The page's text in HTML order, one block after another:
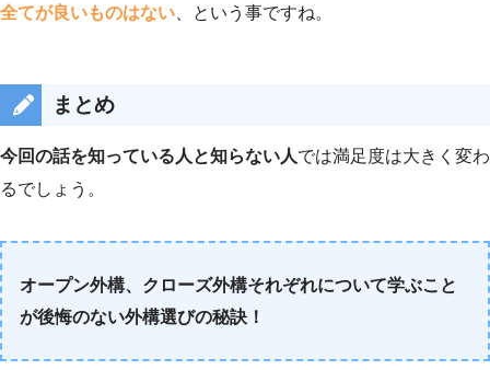
全てが良いものはない 、という事ですね。
まとめ
今回の話を知っている人と知らない人では満足度は大きく変わ
るでしょう。
オープン外構、クローズ外構それぞれについて学ぶこと
が後悔のない外構選びの秘訣！